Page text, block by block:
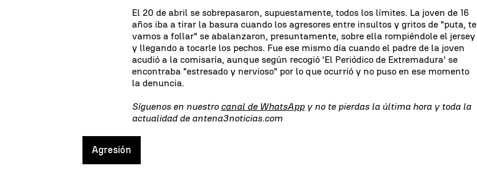
El 20 de abril se sobrepasaron, supuestamente, todos los límites. La joven de 16
años iba a tirar la basura cuando los agresores entre insultos y gritos de "puta, te
vamos a follar" se abalanzaron, presuntamente, sobre ella rompiéndole el jersey
y llegando a tocarle los pechos. Fue ese mismo día cuando el padre de la joven
acudió a la comisaría, aunque según recogió 'El Periódico de Extremadura' se
encontraba "estresado y nervioso" por lo que ocurrió y no puso en ese momento
la denuncia.
Síguenos en nuestro canal de WhatsAppy no te pierdas la última hora y toda la
actualidad de antena3noticias.com
Agresión